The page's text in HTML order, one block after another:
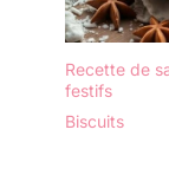
Recette de
festifs
Biscuits